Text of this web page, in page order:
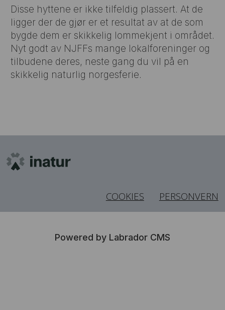
Disse hyttene er ikke tilfeldig plassert. At de
ligger der de gjør er et resultat av at de som
bygde dem er skikkelig lommekjent i området.
Nyt godt av NJFFs mange lokalforeninger og
tilbudene deres, neste gang du vil på en
skikkelig naturlig norgesferie.
COOKIES PERSONVERN
Powered by Labrador CMS